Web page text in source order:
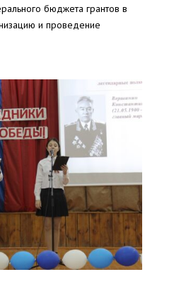
бюджета грантов в
и проведение